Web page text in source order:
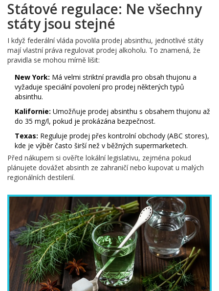
Státové regulace: Ne všechny
státy jsou stejné
I když federální vláda povolila prodej absinthu, jednotlivé státy
mají vlastní práva regulovat prodej alkoholu. To znamená, že
pravidla se mohou mírně lišit:
New York: Má velmi striktní pravidla pro obsah thujonu a
vyžaduje speciální povolení pro prodej některých typů
absinthu.
Kalifornie: Umožňuje prodej absinthu s obsahem thujonu až
do 35 mg/l, pokud je prokázána bezpečnost.
Texas: Reguluje prodej přes kontrolní obchody (ABC stores),
kde je výběr často širší než v běžných supermarketech.
Před nákupem si ověřte lokální legislativu, zejména pokud
plánujete dovážet absinth ze zahraničí nebo kupovat u malých
regionálních destilerií.